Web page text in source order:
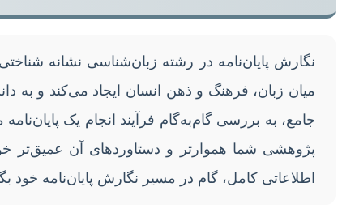
نگارش پایان‌نامه در رشته زبان‌شناسی نشانه
میان زبان، فرهنگ و ذهن انسان ایجاد می‌کند و به
جامع، به بررسی گام‌به‌گام فرآیند انجام یک
پژوهشی شما هموارتر و دستاوردهای آن عمیق‌تر
اطلاعاتی کامل، گام در مسیر نگارش پایان‌نامه خود